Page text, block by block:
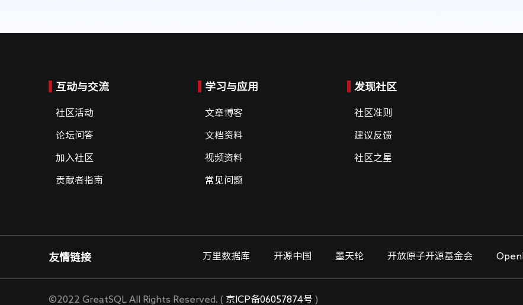
互动与交流
社区活动
论坛问答
加入社区
贡献者指南
学习与应用
文章博客
文档资料
视频资料
常见问题
发现社区
社区准则
建议反馈
社区之星
友情链接 万里数据库 开源中国 墨天轮 开放原子开源基金会
©2022 GreatSQL All Rights Reserved. ( 京ICP备06057874号 )